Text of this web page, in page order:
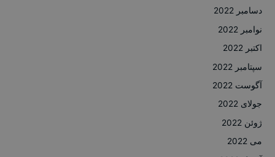
دسامبر 2022
نوامبر 2022
اکتبر 2022
سپتامبر 2022
آگوست 2022
جولای 2022
ژوئن 2022
می 2022